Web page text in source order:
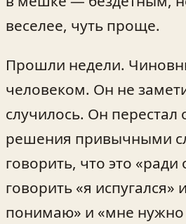
веселее, чуть проще.
Прошли недели.
человеком. Он не
случилось. Он перестал
решения привычными
говорить, что это
говорить «я испугался»
понимаю» и «мне нужно